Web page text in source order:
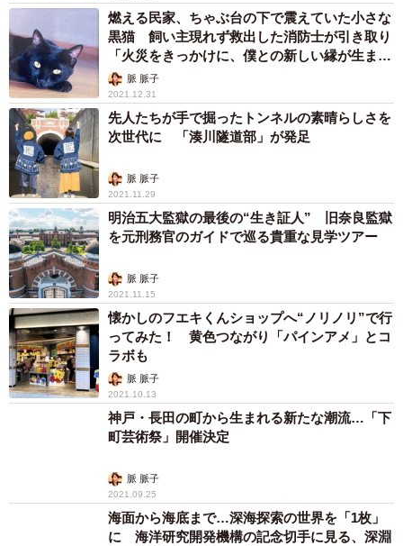
燃える民家、ちゃぶ台の下で震えていた小さな
黒猫 飼い主現れず救出した消防士が引き取り
「火災をきっかけに、僕との新しい縁が生まれ
た」脈 脈子
2021.12.31
先人たちが手で掘ったトンネルの素晴らしさを
次世代に 「湊川隧道部」が発足
脈 脈子
2021.11.29
明治五大監獄の最後の“生き証人” 旧奈良監獄
を元刑務官のガイドで巡る貴重な見学ツアー
脈 脈子
2021.11.15
懐かしのフエキくんショップへ“ノリノリ”で行
ってみた！ 黄色つながり「パインアメ」とコ
ラボも
脈 脈子
2021.10.13
神戸・長田の町から生まれる新たな潮流…「下
町芸術祭」開催決定
脈 脈子
2021.09.25
海面から海底まで…深海探索の世界を「1枚」
に 海洋研究開発機構の記念切手に見る、深淵